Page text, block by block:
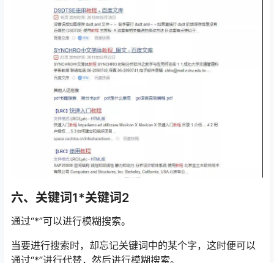
六、关键词1*关键词2
通过“*”可以进行模糊搜索。
当要进行搜索时，却忘记关键词中的某个字，这时便可以
通过“*”进行代替，然后进行模糊搜索。